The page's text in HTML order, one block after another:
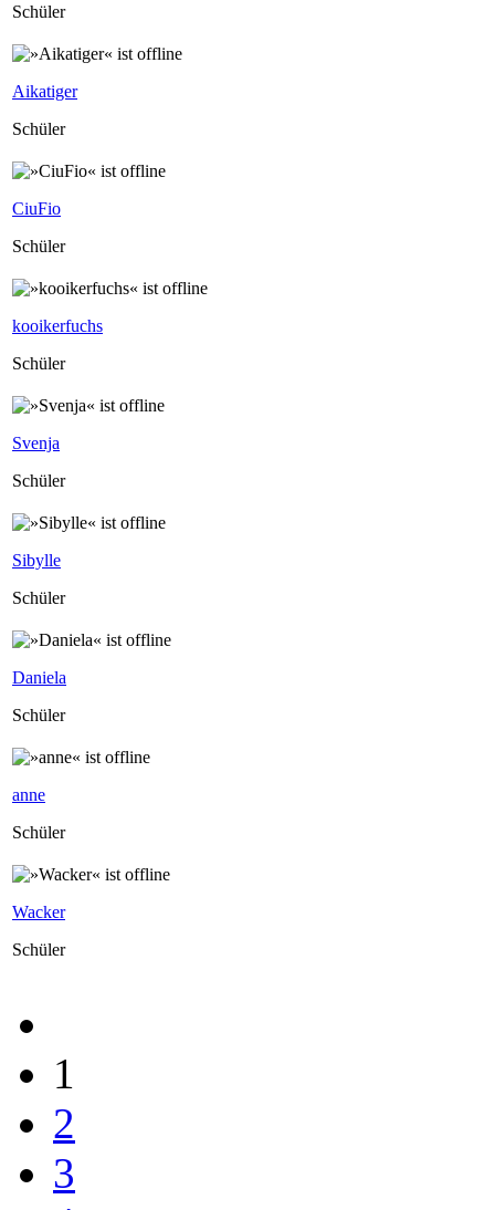
Schüler
Aikatiger
Schüler
CiuFio
Schüler
kooikerfuchs
Schüler
Svenja
Schüler
Sibylle
Schüler
Daniela
Schüler
anne
Schüler
Wacker
Schüler
1
2
3